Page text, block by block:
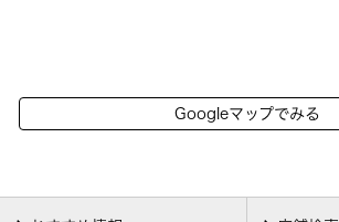
Googleマップでみる